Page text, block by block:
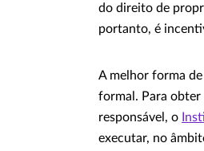
do direito de
portanto, é
A melhor forma
formal. Para obter
responsável, o
executar, no